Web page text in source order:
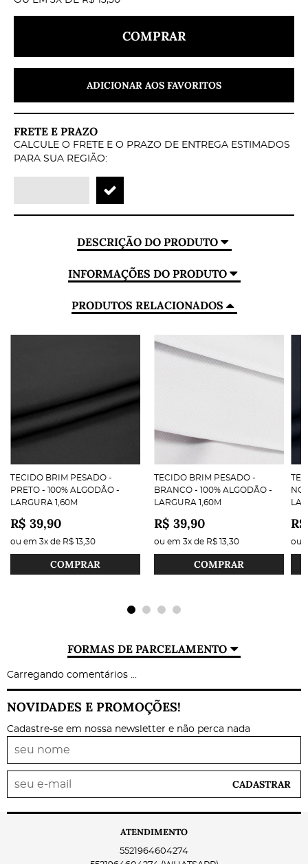
COMPRAR
ADICIONAR AOS FAVORITOS
FRETE E PRAZO
CALCULE O FRETE E O PRAZO DE ENTREGA ESTIMADOS
PARA SUA REGIÃO:
DESCRIÇÃO DO PRODUTO
INFORMAÇÕES DO PRODUTO
PRODUTOS RELACIONADOS
TECIDO BRIM PESADO -
PRETO - 100% ALGODÃO -
LARGURA 1,60M
R$ 39,90
ou em 3x de R$ 13,30
COMPRAR
TECIDO BRIM PESADO -
BRANCO - 100% ALGODÃO -
LARGURA 1,60M
R$ 39,90
ou em 3x de R$ 13,30
COMPRAR
ou
FORMAS DE PARCELAMENTO
Carregando comentários ...
NOVIDADES E PROMOÇÕES!
Cadastre-se em nossa newsletter e não perca nada
CADASTRAR
ATENDIMENTO
5521964604274